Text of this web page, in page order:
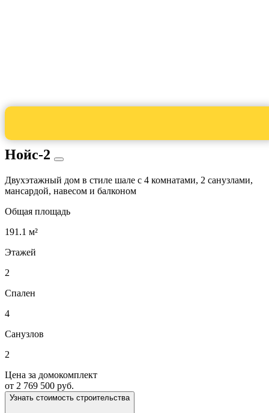
Нойс-2
Двухэтажный дом в стиле шале с 4 комнатами, 2 санузлами,
мансардой, навесом и балконом
Общая площадь
191.1 м²
Этажей
2
Спален
4
Санузлов
2
Цена за домокомплект
от 2 769 500 руб.
Узнать стоимость строительства